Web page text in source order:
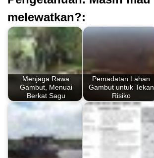
melewatkan?:
Menjaga Rawa
Gambut, Menuai
Berkat Sagu
Pemadatan Lahan
Gambut untuk Tekan
Risiko